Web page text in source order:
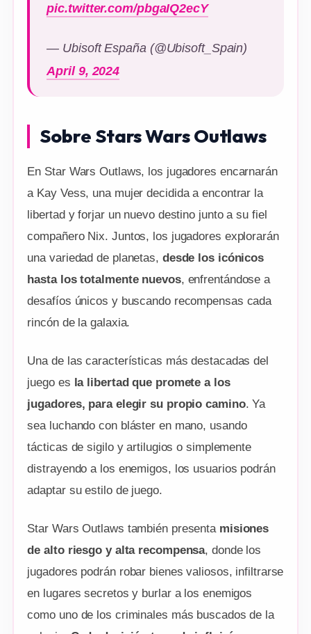
pic.twitter.com/pbgaIQ2ecY
— Ubisoft España (@Ubisoft_Spain)
April 9, 2024
Sobre Stars Wars Outlaws
En Star Wars Outlaws, los jugadores encarnarán
a Kay Vess, una mujer decidida a encontrar la
libertad y forjar un nuevo destino junto a su fiel
compañero Nix. Juntos, los jugadores explorarán
una variedad de planetas, desde los icónicos
hasta los totalmente nuevos, enfrentándose a
desafíos únicos y buscando recompensas cada
rincón de la galaxia.
Una de las características más destacadas del
juego es la libertad que promete a los
jugadores, para elegir su propio camino. Ya
sea luchando con bláster en mano, usando
tácticas de sigilo y artilugios o simplemente
distrayendo a los enemigos, los usuarios podrán
adaptar su estilo de juego.
Star Wars Outlaws también presenta misiones
de alto riesgo y alta recompensa, donde los
jugadores podrán robar bienes valiosos, infiltrarse
en lugares secretos y burlar a los enemigos
como uno de los criminales más buscados de la